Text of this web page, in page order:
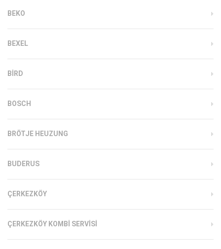
BEKO
BEXEL
BIRD
BOSCH
BRÖTJE HEUZUNG
BUDERUS
ÇERKEZKÖY
ÇERKEZKÖY KOMBI SERVISI